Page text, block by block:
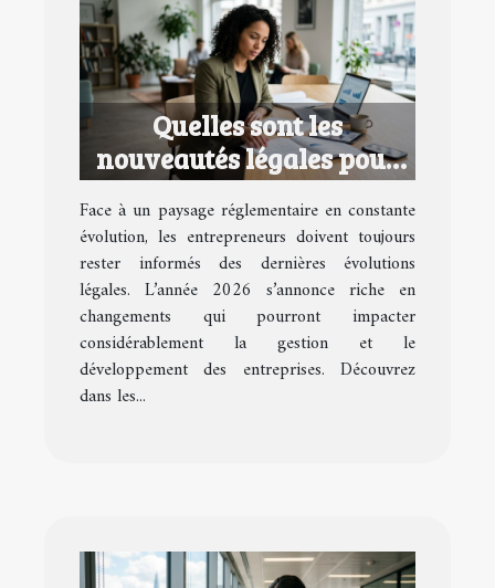
Quelles sont les
nouveautés légales pour
les entrepreneurs en 2026
?
Face à un paysage réglementaire en constante
évolution, les entrepreneurs doivent toujours
rester informés des dernières évolutions
légales. L’année 2026 s’annonce riche en
changements qui pourront impacter
considérablement la gestion et le
développement des entreprises. Découvrez
dans les...